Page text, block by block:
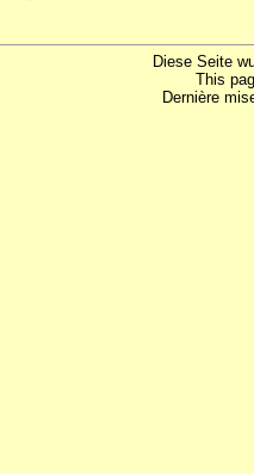
Diese Seite
This
Dernière